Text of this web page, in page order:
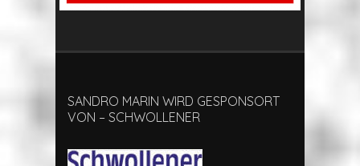
SANDRO MARIN WIRD GESPONSORT
VON – SCHWOLLENER